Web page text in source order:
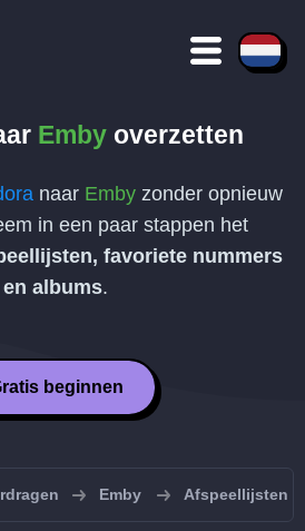
Emby overzetten
naar Emby zonder opnieuw
in een paar stappen het
favoriete nummers
en albums.
beginnen
Emby Afspeellijsten